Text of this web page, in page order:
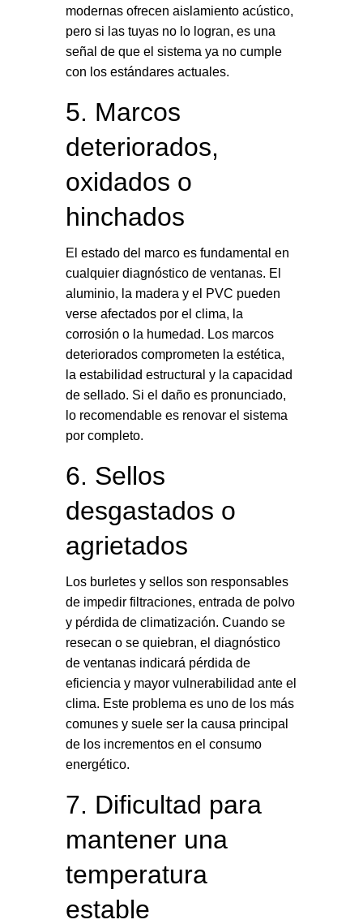
modernas ofrecen aislamiento acústico,
pero si las tuyas no lo logran, es una
señal de que el sistema ya no cumple
con los estándares actuales.
5. Marcos
deteriorados,
oxidados o
hinchados
El estado del marco es fundamental en
cualquier diagnóstico de ventanas. El
aluminio, la madera y el PVC pueden
verse afectados por el clima, la
corrosión o la humedad. Los marcos
deteriorados comprometen la estética,
la estabilidad estructural y la capacidad
de sellado. Si el daño es pronunciado,
lo recomendable es renovar el sistema
por completo.
6. Sellos
desgastados o
agrietados
Los burletes y sellos son responsables
de impedir filtraciones, entrada de polvo
y pérdida de climatización. Cuando se
resecan o se quiebran, el diagnóstico
de ventanas indicará pérdida de
eficiencia y mayor vulnerabilidad ante el
clima. Este problema es uno de los más
comunes y suele ser la causa principal
de los incrementos en el consumo
energético.
7. Dificultad para
mantener una
temperatura
estable